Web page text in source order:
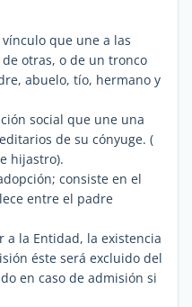
que une a las
otras, o de un tronco
abuelo, tío, hermano y
social que une una
de su cónyuge. (
hijastro).
consiste en el
entre el padre
la Entidad, la existencia
éste será excluido del
en caso de admisión si